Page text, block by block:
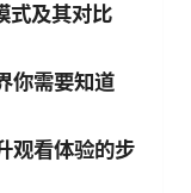
式及其对比
你需要知道
观看体验的步